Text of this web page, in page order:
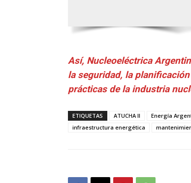
Así, Nucleoeléctrica
la seguridad, la
prácticas de la industria
ETIQUETAS ATUCHA II Energía
infraestructura energética